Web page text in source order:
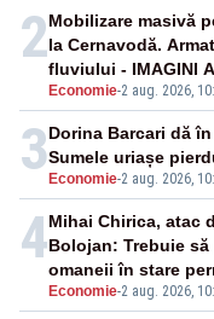
2
Economie-2 aug. 2026,
Mobilizare masivă
la Cernavodă.
fluviului - IMAGINI
3Economie-2 aug. 2026,
Dorina Barcari dă
Sumele uriașe
4
Economie-2 aug. 2026,
Mihai Chirica, atac
Bolojan: Trebuie
omaneii în stare